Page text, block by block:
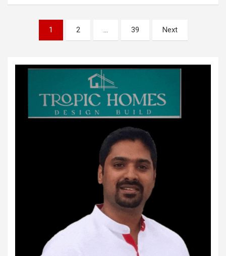
pagination
1 2 … 39 Next